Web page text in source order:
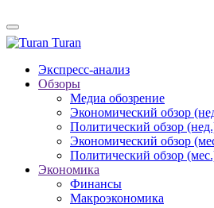
Turan
Экспресс-анализ
Обзоры
Медиа обозрение
Экономический обзор
Политический обзор
Экономический обзор
Политический обзор
Экономика
Финансы
Макроэкономика